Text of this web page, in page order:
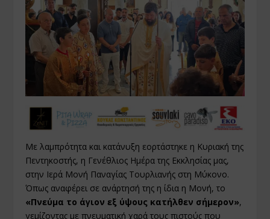
Με λαμπρότητα και κατάνυξη εορτάστηκε η Κυριακή της
Πεντηκοστής, η Γενέθλιος Ημέρα της Εκκλησίας μας,
στην Ιερά Μονή Παναγίας Τουρλιανής στη Μύκονο.
Όπως αναφέρει σε ανάρτησή της η ίδια η Μονή, το
«Πνεύμα το άγιον εξ ύψους κατήλθεν σήμερον»,
γεμίζοντας με πνευματική χαρά τους πιστούς που